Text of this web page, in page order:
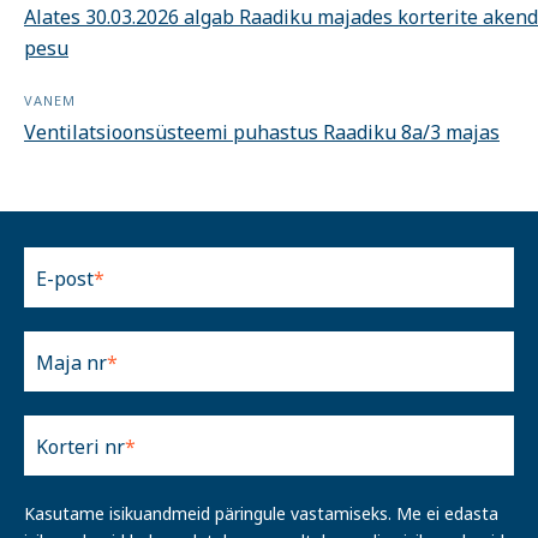
Alates 30.03.2026 algab Raadiku majades korterite
pesu
VANEM
Ventilatsioonsüsteemi puhastus Raadiku 8a/3 majas
E-post
Maja nr
Korteri nr
Kasutame isikuandmeid päringule vastamiseks. Me ei edasta